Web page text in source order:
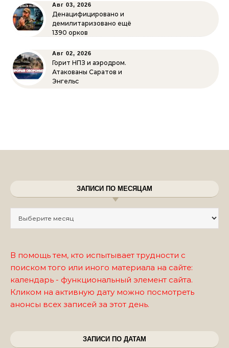
Авг 03, 2026
Денацифицировано и
демилитаризовано ещё
1390 орков
Авг 02, 2026
Горит НПЗ и аэродром.
Атакованы Саратов и
Энгельс
ЗАПИСИ ПО МЕСЯЦАМ
В помощь тем, кто испытывает трудности с
поиском того или иного материала на сайте:
календарь - функциональный элемент сайта.
Кликом на активную дату можно посмотреть
анонсы всех записей за этот день.
ЗАПИСИ ПО ДАТАМ